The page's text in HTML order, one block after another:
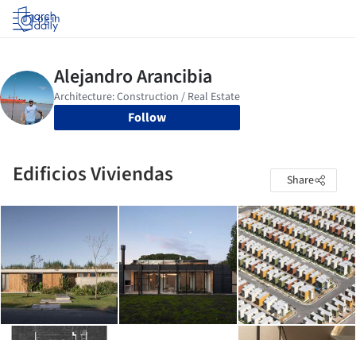
Log in
Follow
Edificios Viviendas Share